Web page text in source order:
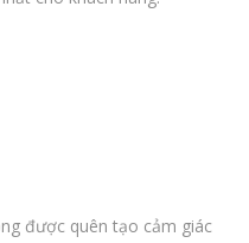
được quên tạo cảm giác